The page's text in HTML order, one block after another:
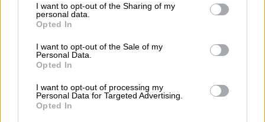
not limited to your visit or usage behaviour. You may click to
grant or deny consent to Google and its third-party tags to
use your data for below specified purposes in below Google
consent section.
I want to opt-out of the Sharing of my
personal data.
Opted In
I want to opt-out of the Sale of my
Personal Data.
Opted In
I want to opt-out of processing my
Personal Data for Targeted Advertising.
Opted In
Οι αλιξεπτωτιστές θα έκαναν το πρώτο
τους άλμα - Τρεις επιβάτες φέρεται να
εκσφενδονίστηκαν έξω από το αεροπλάνο